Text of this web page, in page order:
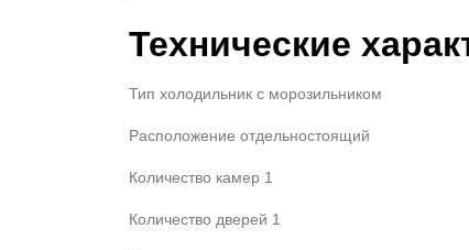
Технические
Тип холодильник с морозильником
Расположение отдельностоящий
Количество камер 1
Количество дверей 1